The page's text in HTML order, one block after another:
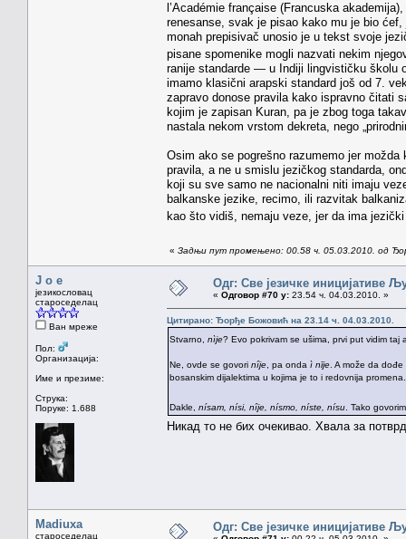
l’Académie française (Francuska
renesanse, svak je pisao kako mu je bio
monah prepisivač unosio je u tekst svoje
pisane spomenike mogli nazvati nekim
ranije standarde — u Indiji lingvističku školu
imamo klasični arapski standard još od 7.
zapravo donose pravila kako ispravno čitati
kojim je zapisan Kuran, pa je zbog toga
nastala nekom vrstom dekreta, nego
Osim ako se pogrešno razumemo jer
pravila, a ne u smislu jezičkog standarda,
koji su sve samo ne nacionalni niti imaju
balkanske jezike, recimo, ili razvitak
kao što vidiš, nemaju veze, jer da ima
« Задњи пут промењено: 00.58 ч. 05.03.2010. од
J o e
језикословац
староседелац
Ван мреже
Пол:
Организација:
Име и презиме:
Струка:
Поруке: 1.688
Одг: Све језичке иницијативе
« Одговор #70 у: 23.54 ч. 04.03.2010. »
Цитирано: Ђорђе Божовић на 23.14 ч. 04.03.2010.
Stvarno, nìje? Evo pokrivam se ušima, prvi put vidim taj
Ne, ovde se govori nȋje , pa onda ì nīje . A može da
bosanskim dijalektima u kojima je to i redovnija promena.
Dakle, nísam, nísi, nȋje, nísmo, níste, nísu . Tako
Никад то не бих очекивао. Хвала за
Madiuxa
староседелац
Одг: Све језичке иницијативе